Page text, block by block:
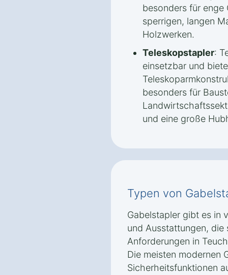
besonders für enge
sperrigen, langen
Holzwerken.
Teleskopstapler:
einsetzbar und
besonders für
und eine große
Typen von
Gabelstapler gibt es in
und Ausstattungen,
Anforderungen in
Die meisten modernen
Sicherheitsfunktionen